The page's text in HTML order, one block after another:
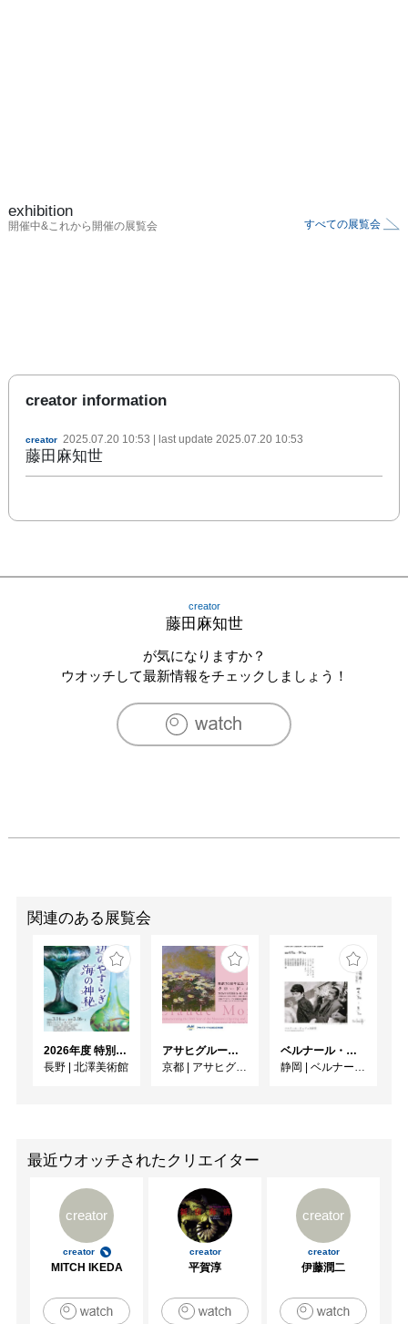
exhibition
開催中&これから開催の展覧会 すべての展覧会
creator information
creator 2025.07.20 10:53 | last update 2025.07.20 10:53
藤田麻知世
creator
藤田麻知世
が気になりますか？
ウオッチして最新情報をチェックしましょう！
関連のある展覧会
2026年度 特別展「ガレとドーム、アール･ヌーヴォーのガラス 水辺のやすらぎ、海の神秘」
長野 | 北澤美術館
アサヒグループ大山崎山荘美術館 開館30周年記念展「没後100年 クロード・モネ」
京都 | アサヒグループ大山崎山荘美術館
ベルナール・ビュフェと写真 ーカメラがとらえたビュフェとその時代、そして21 世紀へ
静岡 | ベルナール・ビュフェ美術館
最近ウオッチされたクリエイター
creator
creator
MITCH IKEDA
creator
平賀淳
creator
creator
伊藤潤二